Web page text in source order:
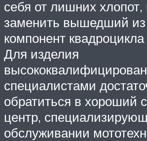
себя от лишних хлопот,
заменить вышедший из
компонент
Для изделия
специалистами
обратиться в хороший
центр,
обслуживании